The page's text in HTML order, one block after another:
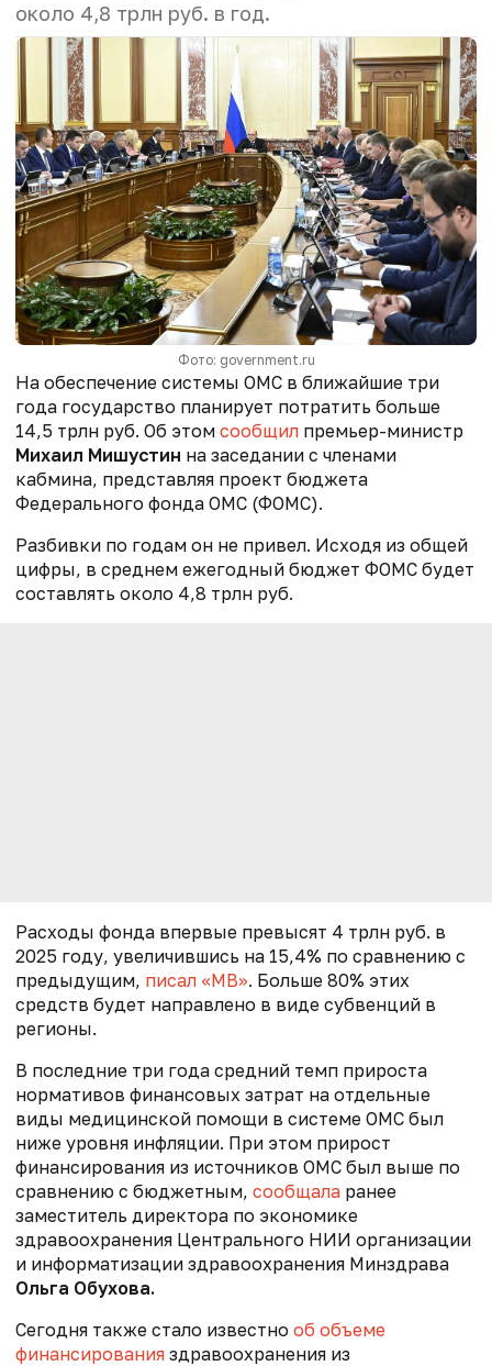
около 4,8 трлн руб. в год.
Фото: government.ru
На обеспечение системы ОМС в ближайшие три
года государство планирует потратить больше
14,5 трлн руб. Об этом сообщил премьер-министр
Михаил Мишустин на заседании с членами
кабмина, представляя проект бюджета
Федерального фонда ОМС (ФОМС).
Разбивки по годам он не привел. Исходя из общей
цифры, в среднем ежегодный бюджет ФОМС будет
составлять около 4,8 трлн руб.
Расходы фонда впервые превысят 4 трлн руб. в
2025 году, увеличившись на 15,4% по сравнению с
предыдущим, писал «МВ». Больше 80% этих
средств будет направлено в виде субвенций в
регионы.
В последние три года средний темп прироста
нормативов финансовых затрат на отдельные
виды медицинской помощи в системе ОМС был
ниже уровня инфляции. При этом прирост
финансирования из источников ОМС был выше по
сравнению с бюджетным, сообщала ранее
заместитель директора по экономике
здравоохранения Центрального НИИ организации
и информатизации здравоохранения Минздрава
Ольга Обухова.
Сегодня также стало известно об объеме
финансирования здравоохранения из